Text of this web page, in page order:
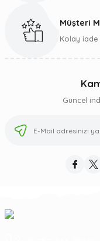
Müşteri
Kolay iade
Güncel